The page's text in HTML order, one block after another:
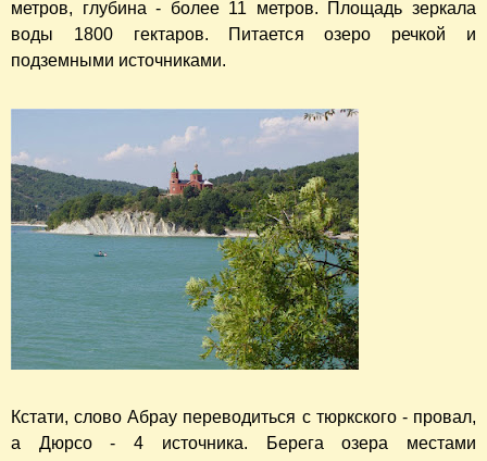
метров, глубина - более 11 метров. Площадь зеркала
воды 1800 гектаров. Питается озеро речкой и
подземными источниками.
Кстати, слово Абрау переводиться с тюркского - провал,
а Дюрсо - 4 источника. Берега озера местами